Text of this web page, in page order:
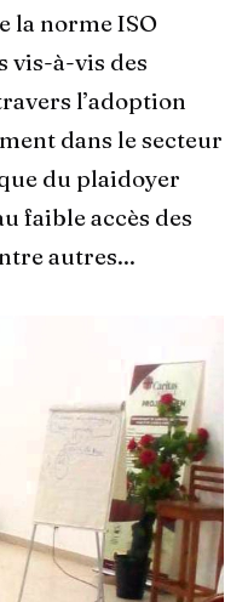
la norme ISO
vis-à-vis des
l’adoption
dans le secteur
du plaidoyer
faible accès des
autres...